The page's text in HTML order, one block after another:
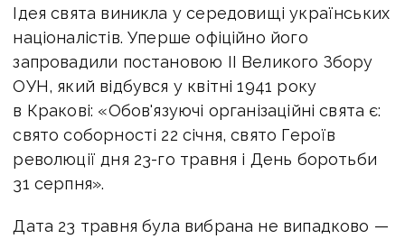
Ідея свята виникла у середовищі українських
націоналістів. Уперше офіційно його
запровадили постановою ІІ Великого Збору
ОУН, який відбувся у квітні 1941 року
в Кракові: «Обов'язуючі організаційні свята є:
свято соборності 22 січня, свято Героїв
революції дня 23-го травня і День боротьби
31 серпня».
Дата 23 травня була вибрана не випадково —